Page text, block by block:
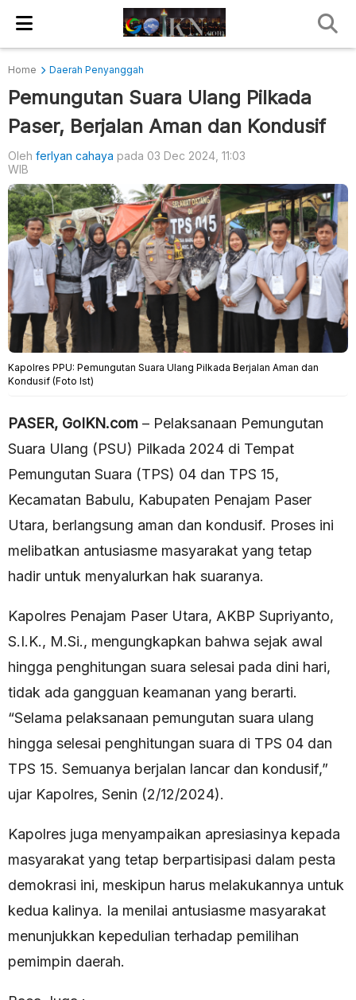
Home Daerah Penyanggah
Pemungutan Suara Ulang Pilkada
Paser, Berjalan Aman dan Kondusif
Oleh ferlyan cahaya pada 03 Dec 2024, 11:03
WIB
Kapolres PPU: Pemungutan Suara Ulang Pilkada Berjalan Aman dan
Kondusif (Foto Ist)
PASER, GoIKN.com – Pelaksanaan Pemungutan
Suara Ulang (PSU) Pilkada 2024 di Tempat
Pemungutan Suara (TPS) 04 dan TPS 15,
Kecamatan Babulu, Kabupaten Penajam Paser
Utara, berlangsung aman dan kondusif. Proses ini
melibatkan antusiasme masyarakat yang tetap
hadir untuk menyalurkan hak suaranya.
Kapolres Penajam Paser Utara, AKBP Supriyanto,
S.I.K., M.Si., mengungkapkan bahwa sejak awal
hingga penghitungan suara selesai pada dini hari,
tidak ada gangguan keamanan yang berarti.
“Selama pelaksanaan pemungutan suara ulang
hingga selesai penghitungan suara di TPS 04 dan
TPS 15. Semuanya berjalan lancar dan kondusif,”
ujar Kapolres, Senin (2/12/2024).
Kapolres juga menyampaikan apresiasinya kepada
masyarakat yang tetap berpartisipasi dalam pesta
demokrasi ini, meskipun harus melakukannya untuk
kedua kalinya. Ia menilai antusiasme masyarakat
menunjukkan kepedulian terhadap pemilihan
pemimpin daerah.